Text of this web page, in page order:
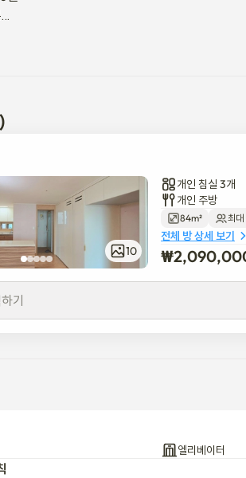
.
10
개인 침실 3개
개인 주방
84m² 최대
전체 방 상세 보기
₩
기
엘리베이터